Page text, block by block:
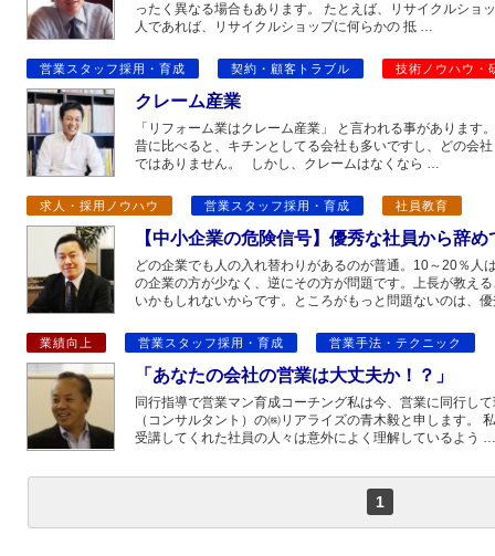
ったく異なる場合もあります。 たとえば、リサイクルシ
人であれば、リサイクルショップに何らかの 抵 …
営業スタッフ採用・育成 契約・顧客トラブル 技術ノウハウ・
クレーム産業
「リフォーム業はクレーム産業」 と言われる事があります
昔に比べると、キチンとしてる会社も多いですし、どの会
ではありません。 しかし、クレームはなくなら …
求人・採用ノウハウ 営業スタッフ採用・育成 社員教育
【中小企業の危険信号】優秀な社員から辞め
どの企業でも人の入れ替わりがあるのが普通。10～20％人
の企業の方が少なく、逆にその方が問題です。上長が教え
いかもしれないからです。ところがもっと問題ないのは、
業績向上 営業スタッフ採用・育成 営業手法・テクニック
「あなたの会社の営業は大丈夫か！？」
同行指導で営業マン育成コーチング私は今、営業に同行し
（コンサルタント）の㈱リアライズの青木毅と申します。
受講してくれた社員の人々は意外によく理解しているよう …
1